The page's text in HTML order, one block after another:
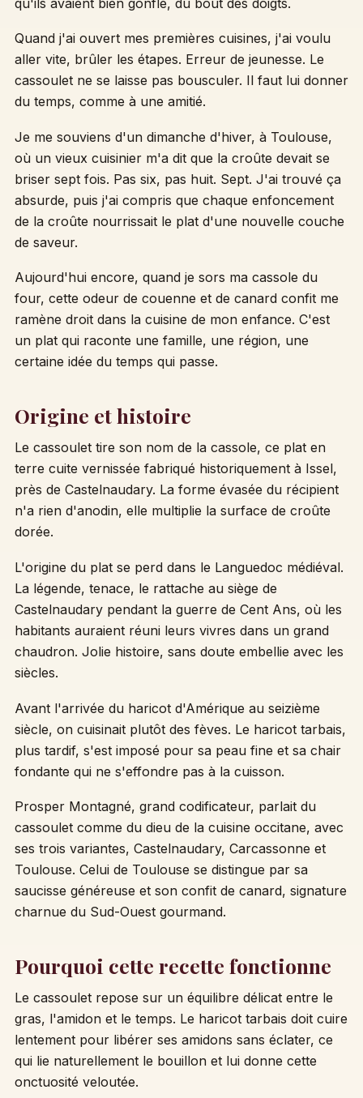
Quand j'ai ouvert mes premières cuisines, j'ai voulu
aller vite, brûler les étapes. Erreur de jeunesse. Le
cassoulet ne se laisse pas bousculer. Il faut lui donner
du temps, comme à une amitié.
Je me souviens d'un dimanche d'hiver, à Toulouse,
où un vieux cuisinier m'a dit que la croûte devait se
briser sept fois. Pas six, pas huit. Sept. J'ai trouvé ça
absurde, puis j'ai compris que chaque enfoncement
de la croûte nourrissait le plat d'une nouvelle couche
de saveur.
Aujourd'hui encore, quand je sors ma cassole du
four, cette odeur de couenne et de canard confit me
ramène droit dans la cuisine de mon enfance. C'est
un plat qui raconte une famille, une région, une
certaine idée du temps qui passe.
Origine et histoire
Le cassoulet tire son nom de la cassole, ce plat en
terre cuite vernissée fabriqué historiquement à Issel,
près de Castelnaudary. La forme évasée du récipient
n'a rien d'anodin, elle multiplie la surface de croûte
dorée.
L'origine du plat se perd dans le Languedoc médiéval.
La légende, tenace, le rattache au siège de
Castelnaudary pendant la guerre de Cent Ans, où les
habitants auraient réuni leurs vivres dans un grand
chaudron. Jolie histoire, sans doute embellie avec les
siècles.
Avant l'arrivée du haricot d'Amérique au seizième
siècle, on cuisinait plutôt des fèves. Le haricot tarbais,
plus tardif, s'est imposé pour sa peau fine et sa chair
fondante qui ne s'effondre pas à la cuisson.
Prosper Montagné, grand codificateur, parlait du
cassoulet comme du dieu de la cuisine occitane, avec
ses trois variantes, Castelnaudary, Carcassonne et
Toulouse. Celui de Toulouse se distingue par sa
saucisse généreuse et son confit de canard, signature
charnue du Sud-Ouest gourmand.
Pourquoi cette recette fonctionne
Le cassoulet repose sur un équilibre délicat entre le
gras, l'amidon et le temps. Le haricot tarbais doit cuire
lentement pour libérer ses amidons sans éclater, ce
qui lie naturellement le bouillon et lui donne cette
onctuosité veloutée.